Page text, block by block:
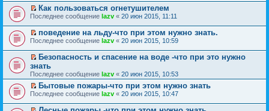
м
у
н
е
п
р
ч
и
т
а
н
н
о
м
и
к
п
е
р
в
м
у
н
е
п
р
о
ч
р
е
й
т
и
к
е
р
в
о
м
у
н
е
П
р
е
й
т
и
к
п
е
р
в
м
Как пользоваться огнетушителем
Последнее сообщение lazv « 20 июн 2015, 11:11
П
р
е
й
т
и
к
п
е
поведение на льду-что при этом нужно знать.
Последнее сообщение lazv « 20 июн 2015, 10:59
П
е
р
е
й
и
Безопасность и спасение на воде -что при это нужно
знать
Последнее сообщение lazv « 20 июн 2015, 10:53
П
р
Бытовые пожары-что при этом нужно знать
Последнее сообщение lazv « 20 июн 2015, 10:47